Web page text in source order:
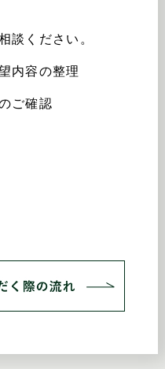
談ください。
内容の整理
ご確認